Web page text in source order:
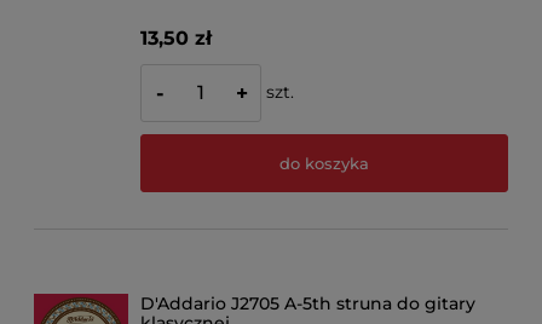
13,50 zł
- + szt.
do koszyka
D'Addario J2705 A-5th struna do gitary